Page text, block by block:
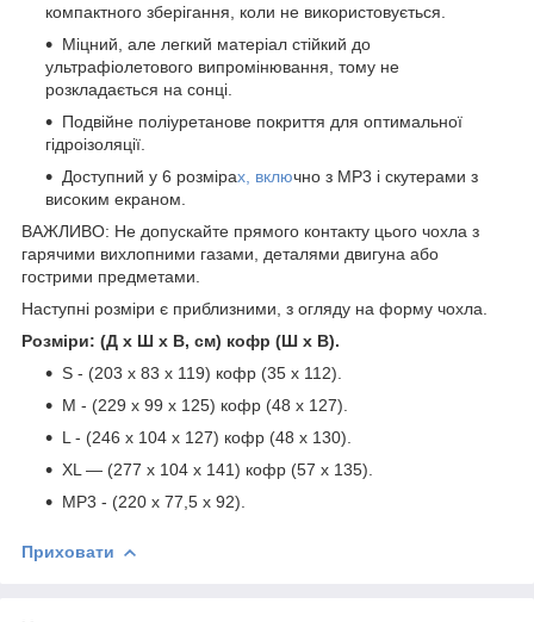
компактного зберігання, коли не використовується.
Міцний, але легкий матеріал стійкий до
ультрафіолетового випромінювання, тому не
розкладається на сонці.
Подвійне поліуретанове покриття для оптимальної
гідроізоляції.
Доступний у 6 розмірах, включно з MP3 і скутерами з
високим екраном.
ВАЖЛИВО: Не допускайте прямого контакту цього чохла з
гарячими вихлопними газами, деталями двигуна або
гострими предметами.
Наступні розміри є приблизними, з огляду на форму чохла.
Розміри: (Д х Ш х В, см) кофр (Ш х В).
S - (203 х 83 х 119) кофр (35 x 112).
M - (229 х 99 х 125) кофр (48 x 127).
L - (246 х 104 х 127) кофр (48 x 130).
XL — (277 x 104 x 141) кофр (57 x 135).
MP3 - (220 х 77,5 х 92).
Приховати